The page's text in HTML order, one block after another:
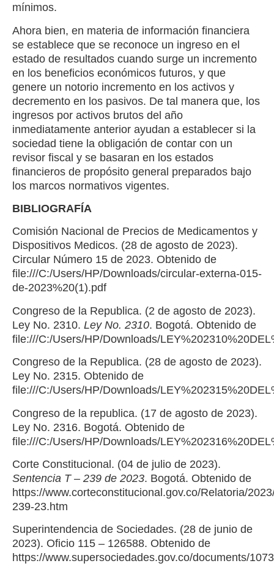
mínimos.
Ahora bien, en materia de información financiera
se establece que se reconoce un ingreso en el
estado de resultados cuando surge un incremento
en los beneficios económicos futuros, y que
genere un notorio incremento en los activos y
decremento en los pasivos. De tal manera que, los
ingresos por activos brutos del año
inmediatamente anterior ayudan a establecer si la
sociedad tiene la obligación de contar con un
revisor fiscal y se basaran en los estados
financieros de propósito general preparados bajo
los marcos normativos vigentes.
BIBLIOGRAFÍA
Comisión Nacional de Precios de Medicamentos y
Dispositivos Medicos. (28 de agosto de 2023).
Circular Número 15 de 2023. Obtenido de
file:///C:/Users/HP/Downloads/circular-externa-015-
de-2023%20(1).pdf
Congreso de la Republica. (2 de agosto de 2023).
Ley No. 2310. Ley No. 2310. Bogotá. Obtenido de
file:///C:/Users/HP/Downloads/
Congreso de la Republica. (28 de agosto de 2023).
Ley No. 2315. Obtenido de
file:///C:/Users/HP/Downloads/
Congreso de la republica. (17 de agosto de 2023).
Ley No. 2316. Bogotá. Obtenido de
file:///C:/Users/HP/Downloads/
Corte Constitucional. (04 de julio de 2023).
Sentencia T – 239 de 2023. Bogotá. Obtenido de
https://www.corteconstitucional.gov.co/Relatoria/
239-23.htm
Superintendencia de Sociedades. (28 de junio de
2023). Oficio 115 – 126588. Obtenido de
https://www.supersociedades.gov.co/documents/